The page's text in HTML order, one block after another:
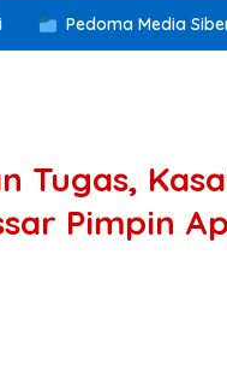
Pedoma Media
Tugas,
Pimpin